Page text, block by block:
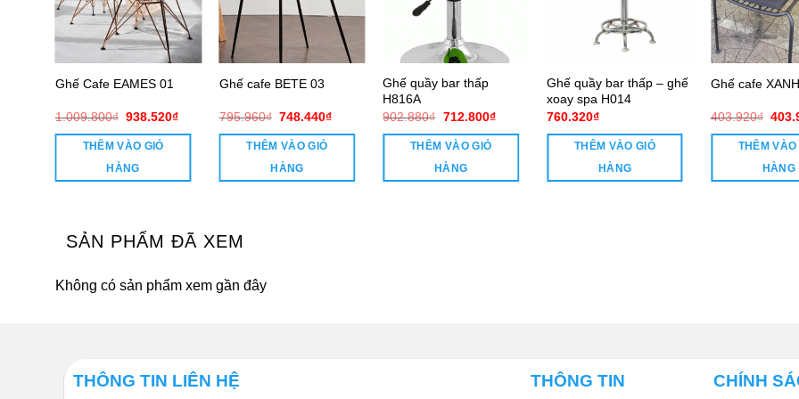
Ghế Cafe EAMES 01
1.009.800₫ Giá
là:
1.009.800₫.
938.520₫Giá
THÊM VÀO GIỎ
HÀNG
Ghế cafe BETE 03
795.960₫ Giá
là:
795.960₫.
748.440₫Giá
THÊM VÀO GIỎ
HÀNG
Ghế quầy bar thấp
H816A
902.880₫ Giá
là:
902.880₫.
712.800₫Giá
THÊM VÀO GIỎ
HÀNG
Ghế quầy bar thấp – ghế
xoay spa H014
760.320₫
THÊM VÀO GIỎ
HÀNG
Ghế cafe
403.920₫ Giá
là:
THÊM VÀO
HÀNG
SẢN PHẨM ĐÃ XEM
Không có sản phẩm xem gần đây
THÔNG TIN LIÊN HỆ THÔNG TIN CHÍNH